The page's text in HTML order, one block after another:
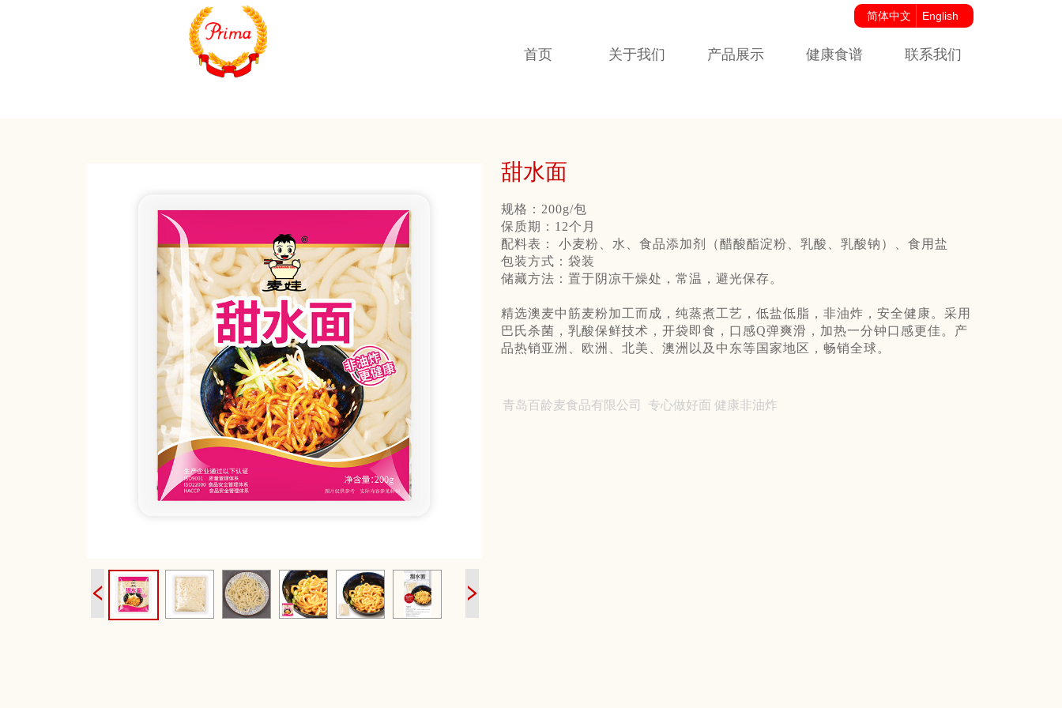
青岛百龄麦食品有限公司 专心做好面 健康非油炸
甜水面
规格：200g/包
保质期：12个月
配料表： 小麦粉、水、食品添加剂（醋酸酯淀粉、乳酸、乳酸钠）、食用盐
包装方式：袋装
储藏方法：置于阴凉干燥处，常温，避光保存。
精选澳麦中筋麦粉加工而成，纯蒸煮工艺，低盐低脂，非油炸，安全健康。采用
巴氏杀菌，乳酸保鲜技术，开袋即食，口感Q弹爽滑，加热一分钟口感更佳。产
品热销亚洲、欧洲、北美、澳洲以及中东等国家地区，畅销全球。
首页 关于我们 产品展示 健康食谱 联系我们
简体中文 English